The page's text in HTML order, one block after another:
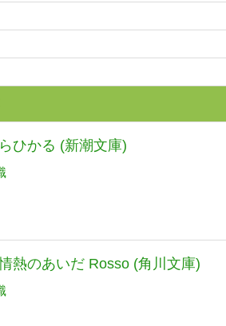
ひかる (新潮文庫)
熱のあいだ Rosso (角川文庫)